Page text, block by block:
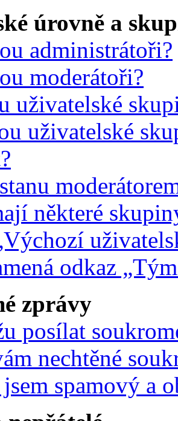
úrovně a
administrátoři?
moderátoři?
uživatelské
uživatelské
některé
odkaz
zprávy
posílat
nechtěné
spamový a